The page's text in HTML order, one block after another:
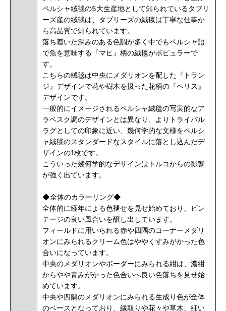
ペルシャ絨毯の5大生産地として知られているタブリ
ーズ産の絨毯は、タブリーズの絨毯は丁寧な仕事か
ら高品質で知られています。
落ち着いた深みのある色調が多く中でもペルシャ語
で魚を意味する『マヒ』柄の絨毯がポピュラーで
す。
こちらの絨毯は中央にメダリオンを配した『トラン
ジ』デザインで花や樹木を扱った花柄の『ヘリス』
デザインです。
一般的にイメージされるペルシャ絨毯の写実的なア
ラベスク調のデザインとは異なり、よりトライバル
ラグとしての印象に近い、幾何学的な文様をペルシ
ャ絨毯のスタンダードなスタイルに落とし込んだデ
ザインの1枚です。
こういった幾何学的なデザインはトルコからの影響
が強く出ています。
◆全体のカラーリング◆
全体的に経年による色褪せを見せ始めており、
ビン
テージの良い風合いを醸し出しています。
フィールドに用いられる赤や四隅のコーナーメダリ
オンにみられるクリーム色はややくすみがかった色
合いになっています。
中央のメダリオンやボーダーにみられる紺は、濃紺
からやや青みがかった色合いへ良い色落ちを見せ始
めています。
中央や四隅のメダリオンにみられる生成り色が全体
のベースとなっており、縁取りや花々や草木、細い